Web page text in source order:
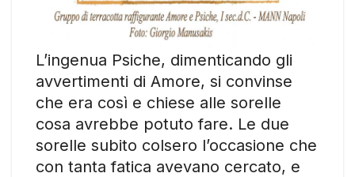
L’ingenua Psiche, dimenticando gli
avvertimenti di Amore, si convinse
che era così e chiese alle sorelle
cosa avrebbe potuto fare. Le due
sorelle subito colsero l’occasione che
con tanta fatica avevano cercato, e